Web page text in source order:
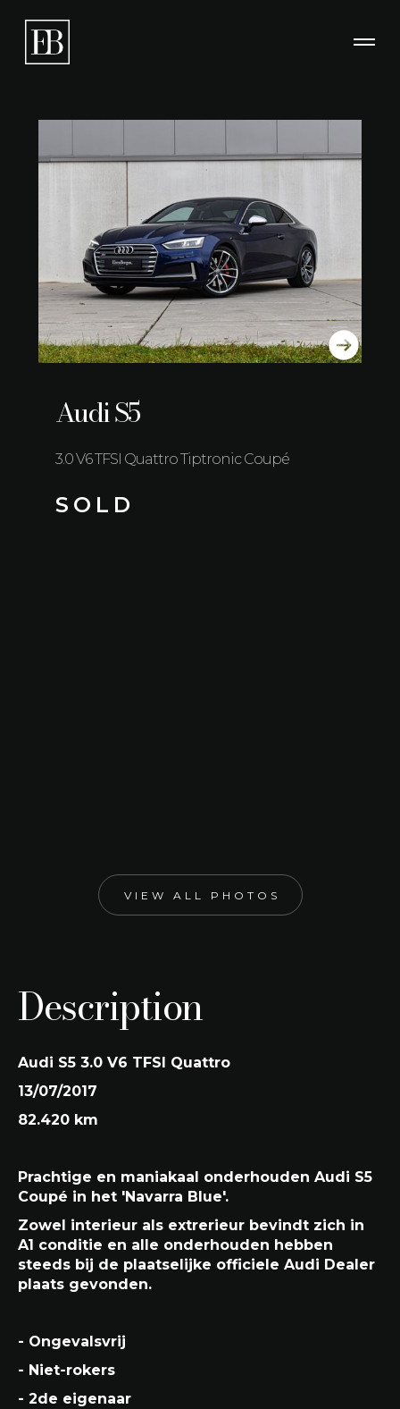
Audi S5
3.0 V6 TFSI Quattro Tiptronic Coupé
S O L D
VIEW ALL PHOTOS
Description
Audi S5 3.0 V6 TFSI Quattro
13/07/2017
82.420 km
Prachtige en maniakaal onderhouden Audi S5
Coupé in het 'Navarra Blue'.
Zowel interieur als extrerieur bevindt zich in
A1 conditie en alle onderhouden hebben
steeds bij de plaatselijke officiele Audi Dealer
plaats gevonden.
- Ongevalsvrij
- Niet-rokers
- 2de eigenaar